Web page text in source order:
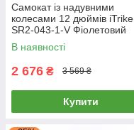
Самокат із надувними
колесами 12 дюймів iTrike
SR2-043-1-V Фіолетовий
В наявності
2 676 ₴ 3 569 ₴
Купити